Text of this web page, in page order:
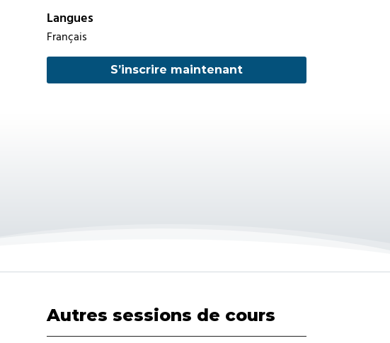
Langues
Français
S’inscrire maintenant
Autres sessions de cours